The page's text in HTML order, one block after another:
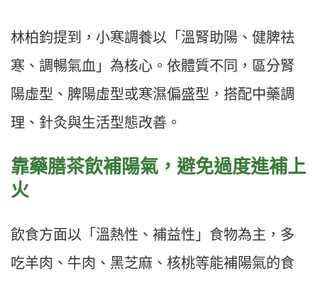
林柏鈞提到，小寒調養以「溫腎助陽、健脾祛
寒、調暢氣血」為核心。依體質不同，區分腎
陽虛型、脾陽虛型或寒濕偏盛型，搭配中藥調
理、針灸與生活型態改善。
靠藥膳茶飲補陽氣，避免過度進補上
火
飲食方面以「溫熱性、補益性」食物為主，多
吃羊肉、牛肉、黑芝麻、核桃等能補陽氣的食